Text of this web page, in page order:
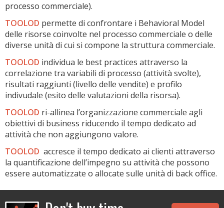
processo commerciale).
TOOLOD permette di confrontare i Behavioral Model
delle risorse coinvolte nel processo commerciale o delle
diverse unità di cui si compone la struttura commerciale.
TOOLOD individua le best practices attraverso la
correlazione tra variabili di processo (attività svolte),
risultati raggiunti (livello delle vendite) e profilo
indivudale (esito delle valutazioni della risorsa).
TOOLOD ri-allinea l’organizzazione commerciale agli
obiettivi di business riducendo il tempo dedicato ad
attività che non aggiungono valore.
TOOLOD accresce il tempo dedicato ai clienti attraverso
la quantificazione dell’impegno su attività che possono
essere automatizzate o allocate sulle unità di back office.